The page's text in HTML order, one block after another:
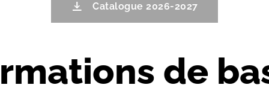
Catalogue 2026-2027
de